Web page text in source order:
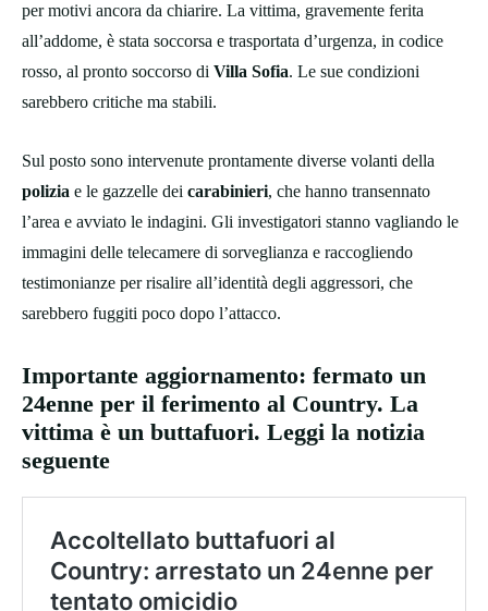
per motivi ancora da chiarire. La vittima, gravemente ferita
all’addome, è stata soccorsa e trasportata d’urgenza, in codice
rosso, al pronto soccorso di Villa Sofia. Le sue condizioni
sarebbero critiche ma stabili.
Sul posto sono intervenute prontamente diverse volanti della
polizia e le gazzelle dei carabinieri, che hanno transennato
l’area e avviato le indagini. Gli investigatori stanno vagliando le
immagini delle telecamere di sorveglianza e raccogliendo
testimonianze per risalire all’identità degli aggressori, che
sarebbero fuggiti poco dopo l’attacco.
Importante aggiornamento: fermato un
24enne per il ferimento al Country. La
vittima è un buttafuori. Leggi la notizia
seguente